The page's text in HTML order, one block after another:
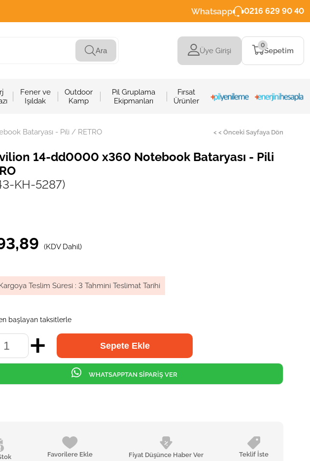
Whatsapp 0216 629 90 40
Ara Üye Girişi Sepetim
0
Fener ve
Işıldak
Outdoor
Kamp
Pil Gruplama
Ekipmanları
Fırsat
Ürünler
Bataryası - Pili / RETRO < < Önceki Sayfaya Dön
14-dd0000 x360 Notebook Bataryası - Pili
KH-5287)
(KDV Dahil)
Teslim Süresi : 3 Tahmini Teslimat Tarihi
başlayan taksitlerle
Favorilere Ekle Fiyat Düşünce Haber Ver Teklif İste
WHATSAPPTAN SİPARİŞ VER